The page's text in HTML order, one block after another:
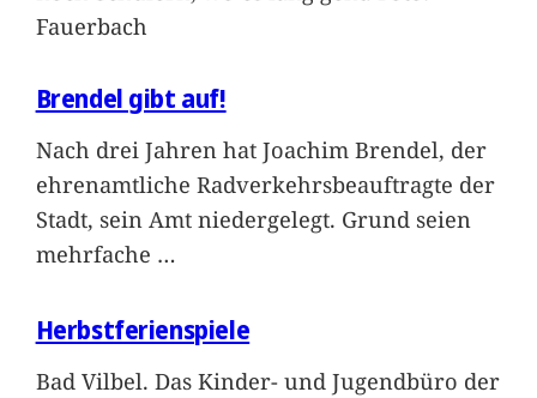
Fauerbach
Brendel gibt auf!
Nach drei Jahren hat Joachim Brendel, der
ehrenamtliche Radverkehrsbeauftragte der
Stadt, sein Amt niedergelegt. Grund seien
mehrfache …
Herbstferienspiele
Bad Vilbel. Das Kinder- und Jugendbüro der